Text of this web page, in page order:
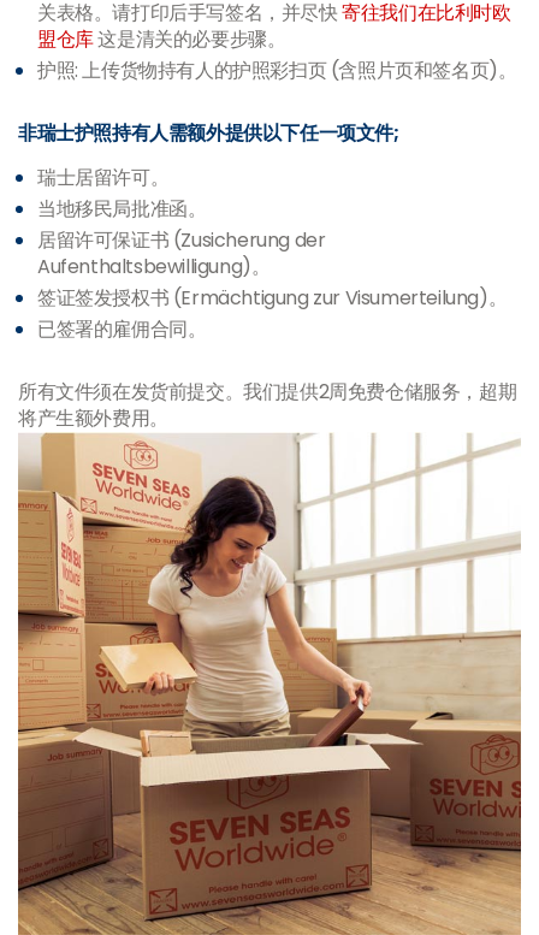
关表格。请打印后手写签名，并尽快寄往我们在比利时欧
盟仓库这是清关的必要步骤。
护照: 上传货物持有人的护照彩扫页 (含照片页和签名页)。
非瑞士护照持有人需额外提供以下任一项文件;
瑞士居留许可。
当地移民局批准函。
居留许可保证书 (Zusicherung der
Aufenthaltsbewilligung)。
签证签发授权书 (Ermächtigung zur Visumerteilung)。
已签署的雇佣合同。
所有文件须在发货前提交。我们提供2周免费仓储服务，超期
将产生额外费用。